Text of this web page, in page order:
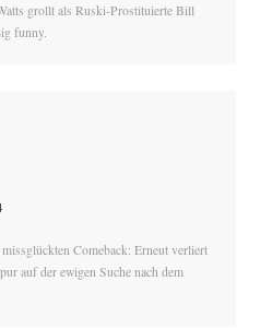
grollt als Ruski-Prostituierte Bill
funny.
Comeback: Erneut verliert
auf der ewigen Suche nach dem